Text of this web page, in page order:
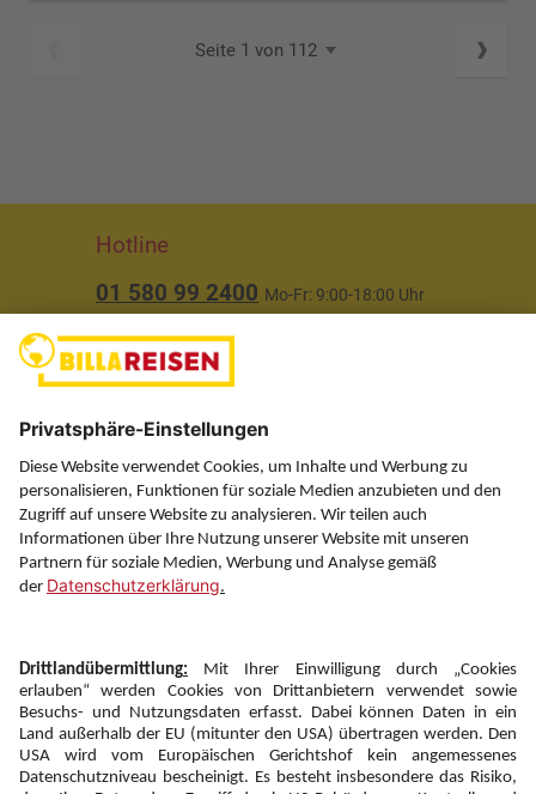
Seite 1 von 112
Hotline
01 580 99 2400 Mo-Fr: 9:00-18:00 Uhr
Über uns
Service
Information
Folgen Sie uns auf
Newsletter:
Anmelden